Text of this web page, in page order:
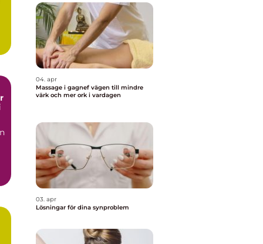
04. apr
Massage i gagnef vägen till mindre
värk och mer ork i vardagen
03. apr
Lösningar för dina synproblem